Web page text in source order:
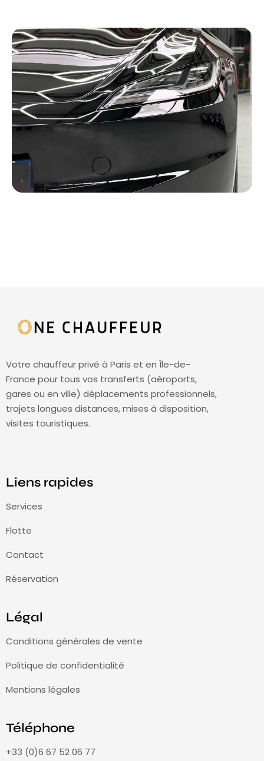
Votre chauffeur privé à Paris et en Île-de-
France pour tous vos transferts (aéroports,
gares ou en ville) déplacements professionnels,
trajets longues distances, mises à disposition,
visites touristiques.
Liens rapides
Services
Flotte
Contact
Réservation
Légal
Conditions générales de vente
Politique de confidentialité
Mentions légales
Téléphone
+33 (0)6 67 52 06 77